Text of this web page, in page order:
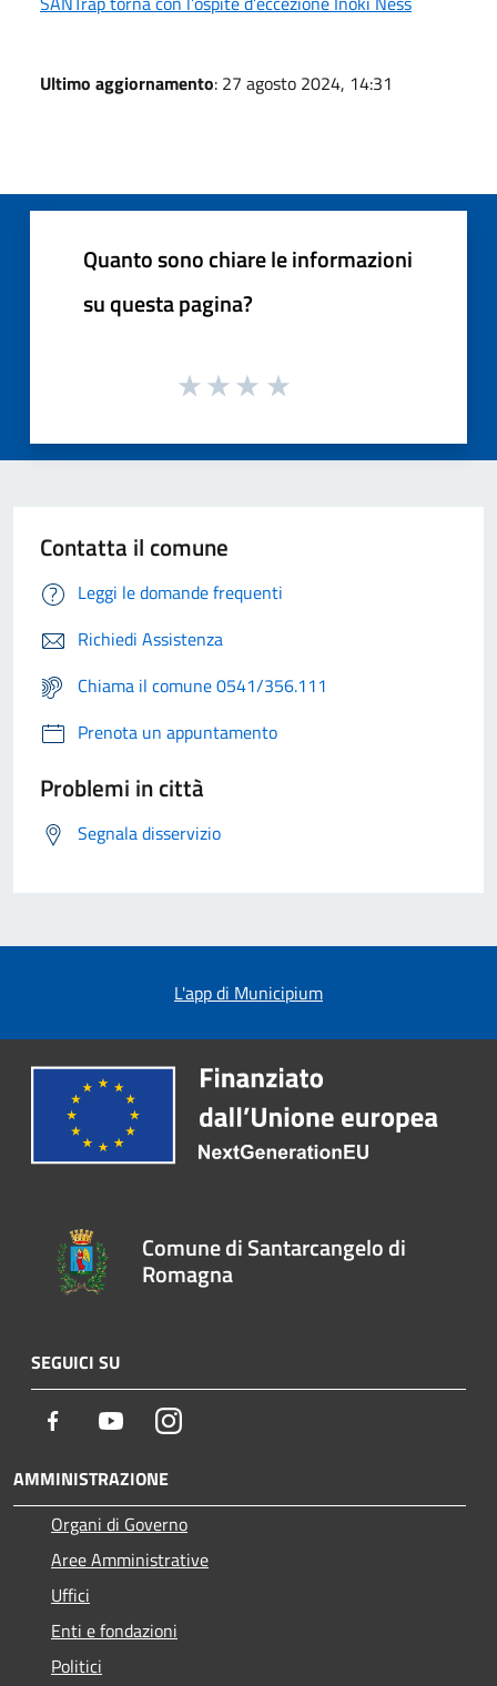
Ultimo aggiornamento: 27 agosto 2024, 14:31
Quanto sono chiare le informazioni
su questa pagina?
Contatta il comune
Leggi le domande frequenti
Richiedi Assistenza
Chiama il comune 0541/356.111
Prenota un appuntamento
Problemi in città
Segnala disservizio
L'app di Municipium
Comune di Santarcangelo di
Romagna
SEGUICI SU
Facebook YoutubeInstagram
AMMINISTRAZIONE
Organi di Governo
Aree Amministrative
Uffici
Enti e fondazioni
Politici